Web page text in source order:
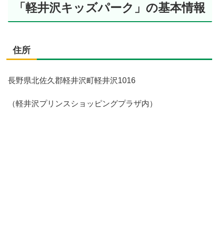
「軽井沢キッズパーク」の基本情報
住所
長野県北佐久郡軽井沢町軽井沢1016
（軽井沢プリンスショッピングプラザ内）